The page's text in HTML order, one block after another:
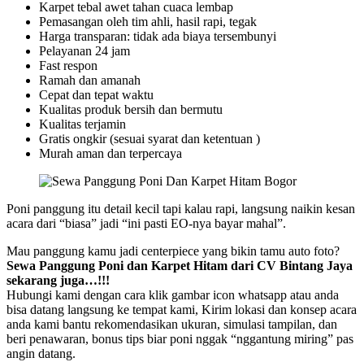
Karpet tebal awet tahan cuaca lembap
Pemasangan oleh tim ahli, hasil rapi, tegak
Harga transparan: tidak ada biaya tersembunyi
Pelayanan 24 jam
Fast respon
Ramah dan amanah
Cepat dan tepat waktu
Kualitas produk bersih dan bermutu
Kualitas terjamin
Gratis ongkir (sesuai syarat dan ketentuan )
Murah aman dan terpercaya
Poni panggung itu detail kecil tapi kalau rapi, langsung naikin kesan
acara dari “biasa” jadi “ini pasti EO-nya bayar mahal”.
Mau panggung kamu jadi centerpiece yang bikin tamu auto foto?
Sewa Panggung Poni dan Karpet Hitam dari CV Bintang Jaya
sekarang juga…!!!
Hubungi kami dengan cara klik gambar icon whatsapp atau anda
bisa datang langsung ke tempat kami, Kirim lokasi dan konsep acara
anda kami bantu rekomendasikan ukuran, simulasi tampilan, dan
beri penawaran, bonus tips biar poni nggak “nggantung miring” pas
angin datang.